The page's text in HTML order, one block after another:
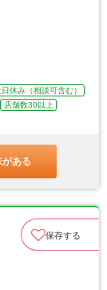
日休み（相談可含む）
店舗数30以上
ある
保存する